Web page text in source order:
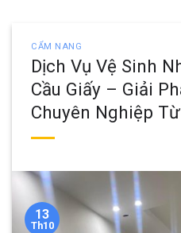
CẨM NANG
Dịch Vụ Vệ Sinh
Cầu Giấy – Giải
Chuyên Nghiệp
13
Th10